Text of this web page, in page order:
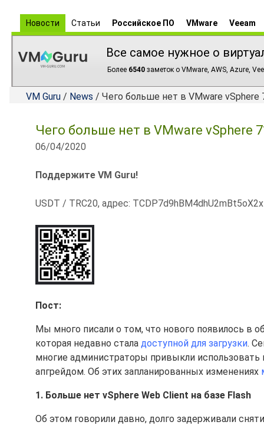
Новости Статьи Российское ПО VMware Veeam
Все самое нужное о
Более 6540 заметок о VMware, AWS, Azure,
VM Guru / News / Чего больше нет в VMware vSphere
Чего больше нет в VMware vSphere
06/04/2020
Поддержите VM Guru!
USDT / TRC20, адрес:
Пост:
Мы много писали о том, что нового появилось в
которая недавно стала доступной для загрузки.
многие администраторы привыкли
апгрейдом. Об этих запланированных изменениях
1. Больше нет vSphere Web Client на базе Flash
Об этом говорили давно, долго задерживали